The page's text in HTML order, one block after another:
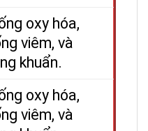
oxy hóa,
viêm, và
khuẩn.
oxy hóa,
viêm, và